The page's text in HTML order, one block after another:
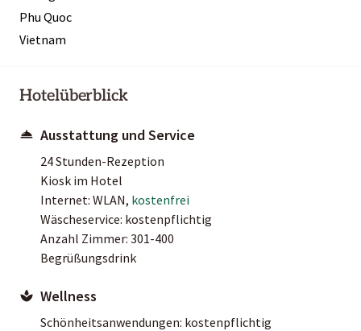
Phu Quoc
Vietnam
Hotelüberblick
Ausstattung und Service
24 Stunden-Rezeption
Kiosk im Hotel
Internet: WLAN, kostenfrei
Wäscheservice: kostenpflichtig
Anzahl Zimmer: 301-400
Begrüßungsdrink
Wellness
Schönheitsanwendungen: kostenpflichtig